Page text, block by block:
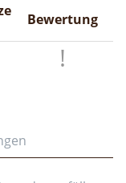
Bewertung